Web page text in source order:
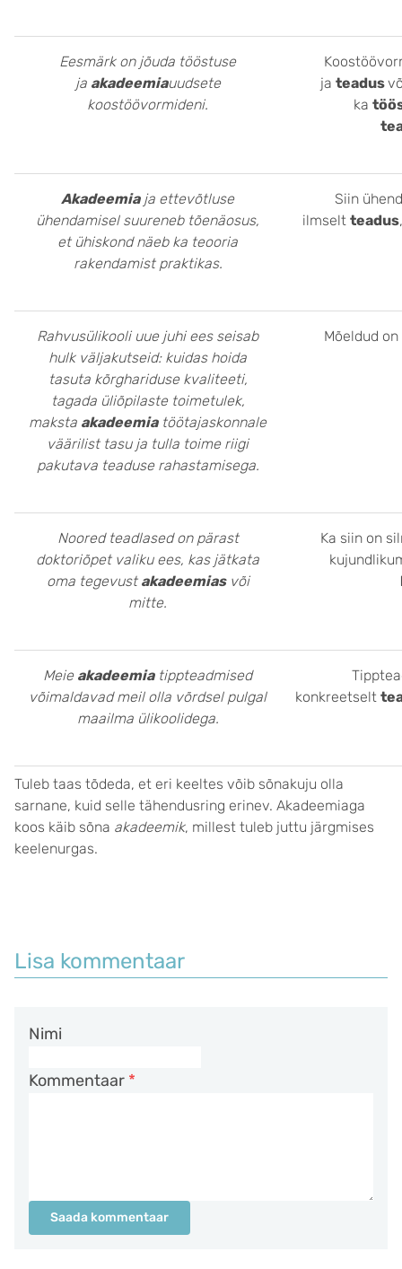
Eesmärk on jõuda tööstuse
ja akadeemiauudsete
koostöövormideni.
ja teadus
ka
Akadeemiaja ettevõtluse
ühendamisel suureneb tõenäosus,
et ühiskond näeb ka teooria
rakendamist praktikas.
Siin
ilmselt teadus
Rahvusülikooli uue juhi ees seisab
hulk väljakutseid: kuidas hoida
tasuta kõrghariduse kvaliteeti,
tagada üliõpilaste toimetulek,
maksta akadeemiatöötajaskonnale
väärilist tasu ja tulla toime riigi
pakutava teaduse rahastamisega.
Mõeldud on
Noored teadlased on pärast
doktoriõpet valiku ees, kas jätkata
oma tegevust akadeemiasvõi
mitte.
Ka siin on
Meie akadeemiatippteadmised
võimaldavad meil olla võrdsel pulgal
maailma ülikoolidega.
konkreetselt
Tuleb taas tõdeda, et eri keeltes võib sõnakuju olla
sarnane, kuid selle tähendusring erinev. Akadeemiaga
koos käib sõna akadeemik, millest tuleb juttu järgmises
keelenurgas.
Lisa kommentaar
Kommentaar *
Nimi
Saada kommentaar